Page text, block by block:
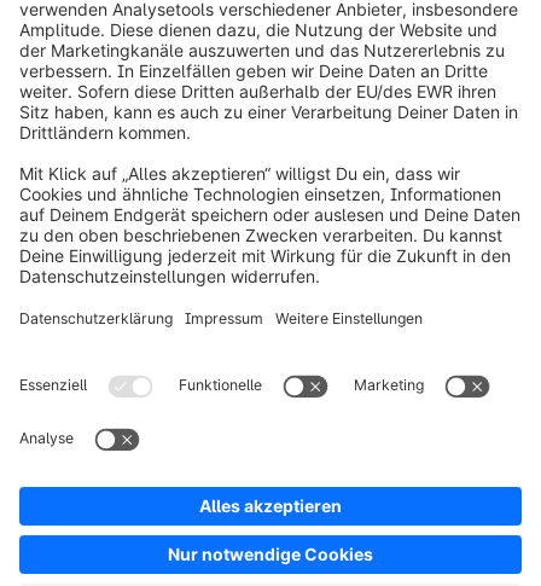
info@shopware.com
Produkt
Lösungen
Partner
Entwickler
Ressourcen